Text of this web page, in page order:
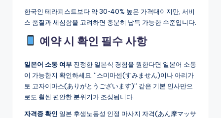
한국인 테라피스트보다 약 30~40% 높은 가격대이지만, 서비
스 품질과 세심함을 고려하면 충분히 납득 가능한 수준입니다.
예약 시 확인 필수 사항
일본어 소통 여부 진정한 일본식 경험을 원한다면 일본어 소통
이 가능한지 확인하세요. “스미마센(すみません)이나 아리가
토 고자이마스(ありがとうございます)” 같은 기본 인사만으
로도 훨씬 편안한 분위기가 조성됩니다.
자격증 확인 일본 후생노동성 인정 마사지 자격(あん摩マッサ